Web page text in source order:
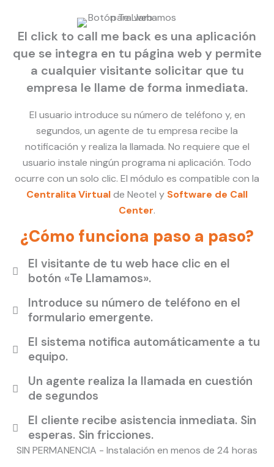
El click to call me back es una aplicación
que se integra en tu página web y permite
a cualquier visitante solicitar que tu
empresa le llame de forma inmediata.
El usuario introduce su número de teléfono y, en
segundos, un agente de tu empresa recibe la
notificación y realiza la llamada. No requiere que el
usuario instale ningún programa ni aplicación. Todo
ocurre con un solo clic. El módulo es compatible con la
Centralita Virtualde Neotel y Software de Call
Center.
¿Cómo funciona paso a paso?
El visitante de tu web hace clic en el
botón «Te Llamamos».
Introduce su número de teléfono en el
formulario emergente.
El sistema notifica automáticamente a tu
equipo.
Un agente realiza la llamada en cuestión
de segundos
El cliente recibe asistencia inmediata. Sin
esperas. Sin fricciones.
SIN PERMANENCIA - Instalación en menos de 24 horas